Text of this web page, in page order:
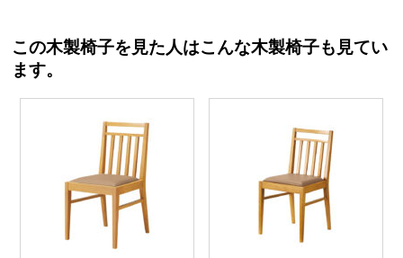
この木製椅子を見た人はこんな木製椅子も見てい
ます。